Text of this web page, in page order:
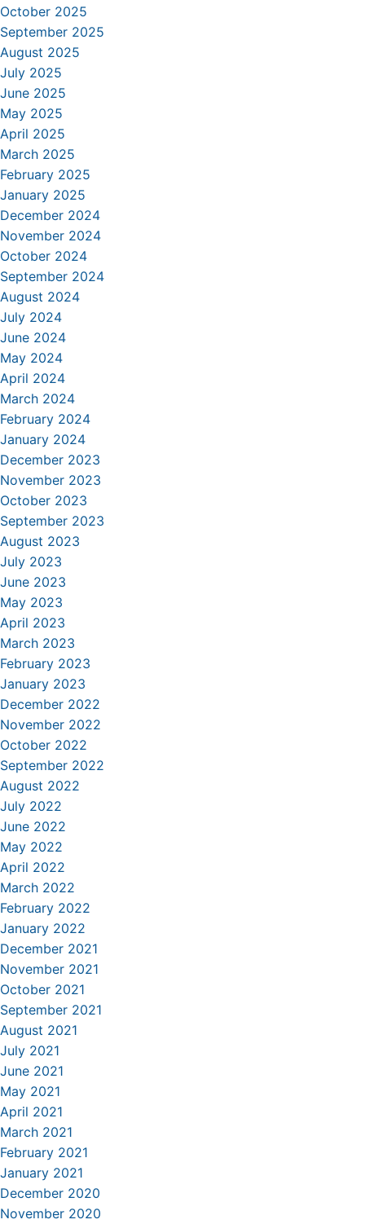
October 2025
September 2025
August 2025
July 2025
June 2025
May 2025
April 2025
March 2025
February 2025
January 2025
December 2024
November 2024
October 2024
September 2024
August 2024
July 2024
June 2024
May 2024
April 2024
March 2024
February 2024
January 2024
December 2023
November 2023
October 2023
September 2023
August 2023
July 2023
June 2023
May 2023
April 2023
March 2023
February 2023
January 2023
December 2022
November 2022
October 2022
September 2022
August 2022
July 2022
June 2022
May 2022
April 2022
March 2022
February 2022
January 2022
December 2021
November 2021
October 2021
September 2021
August 2021
July 2021
June 2021
May 2021
April 2021
March 2021
February 2021
January 2021
December 2020
November 2020